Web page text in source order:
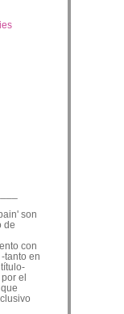
son
de
con
tanto en
el